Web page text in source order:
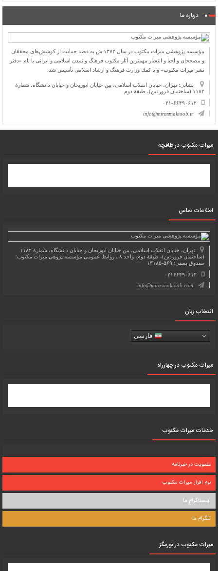
درباره ما
مؤسسه پژوهشی میراث مكتوب در سال ۱۳۷۲ ش به قصد حمایت از كوشش‌های محققان
و مصححان و احیا و انتشار مهمترین آثار مكتوب فرهنگ و تمدن اسلامی و ایرانی با نام «دفتر
نشر میراث مكتوب» و با كمك وزارت فرهنگ و ارشاد اسلامی تأسیس شد.
نشانی: تهران، خیابان انقلاب اسلامی، بین خیابان ابوریحان و خیابان دانشگاه، شمارۀ
۱۱۸۲ (ساختمان فروردین)، طبقۀ دوم
۰۲۱-۶۶۴۹۰۶۱۲
info@mirasmaktoob.ir
میرات مکتوب در طاقچه
اطلاعات تماس
تهران، خیابان انقلاب اسلامی، بین خیابان ابوریحان و خیابان دانشگاه، شمارۀ ۱۱۸۲
(ساختمان فروردین)، طبقۀ دوم، واحد ۸ ، روابط عمومی مؤسسه پژوهی میراث مکتوب؛
صندوق پستی: ۵۶۹-۱۳۱۸۵
۰۲۱۶۶۴۹۰۶۱۲
info@mirasmaktoob.com
انتخاب زبان
فارسی
میرات مکتوب در چهارراه
خدمات میراث مکتوب
عضویت در خبرنامه
نرم افزار میراث مکتوب
اینستاگرام ما
تلگرام ما
میرات مکتوب در نورمگز